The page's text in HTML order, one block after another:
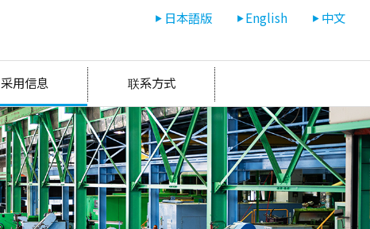
日本語版 English 中文
采用信息 联系方式